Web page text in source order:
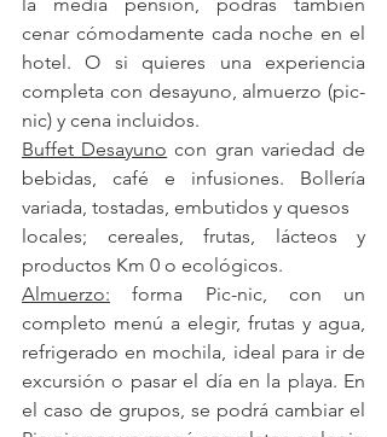
cenar cómodamente cada noche en el
hotel. O si quieres una experiencia
completa con desayuno, almuerzo (pic-
nic) y cena incluidos.
Buffet Desayuno con gran variedad de
bebidas, café e infusiones. Bollería
variada, tostadas, embutidos y quesos
locales; cereales, frutas, lácteos y
productos Km 0 o ecológicos.
Almuerzo: forma Pic-nic, con un
completo menú a elegir, frutas y agua,
refrigerado en mochila, ideal para ir de
excursión o pasar el día en la playa. En
el caso de grupos, se podrá cambiar el